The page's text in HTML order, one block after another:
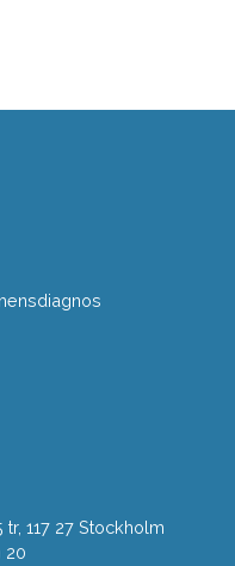
117 27 Stockholm
20